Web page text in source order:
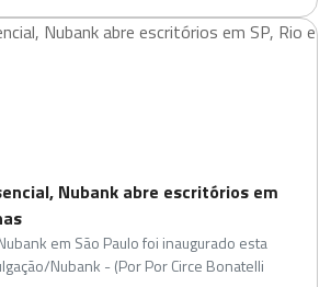
Nubank abre escritórios em
em São Paulo foi inaugurado esta
Nubank - (Por Por Circe Bonatelli